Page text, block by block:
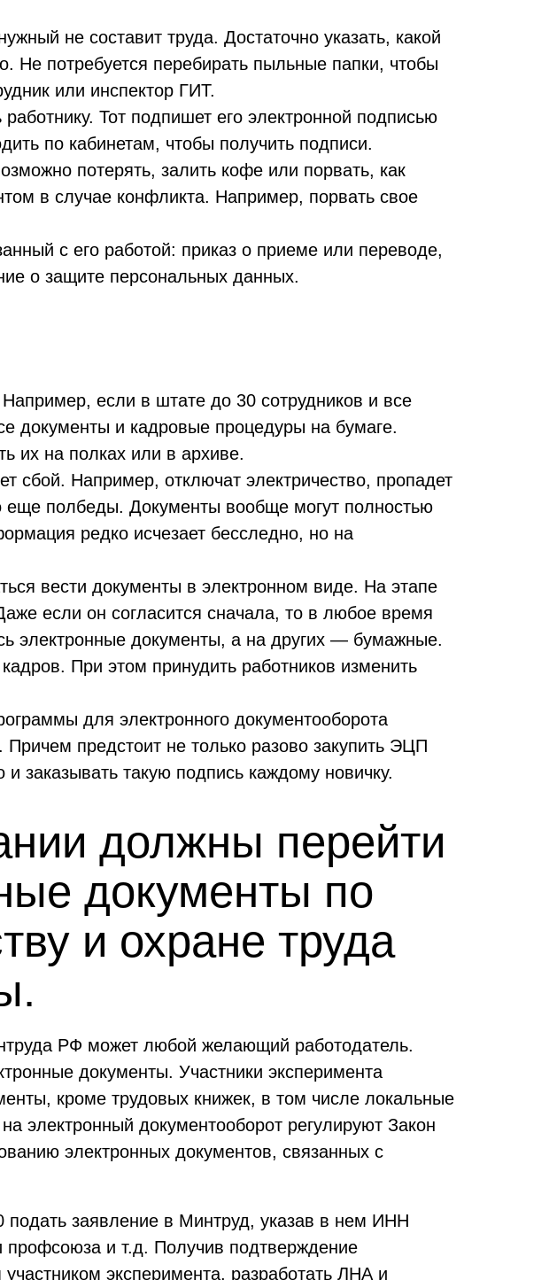
не составит труда. Достаточно указать, какой
Не потребуется перебирать пыльные папки, чтобы
или инспектор ГИТ.
Тот подпишет его электронной подписью
по кабинетам, чтобы получить подписи.
потерять, залить кофе или порвать, как
в случае конфликта. Например, порвать свое
с его работой: приказ о приеме или переводе,
о защите персональных данных.
если в штате до 30 сотрудников и все
документы и кадровые процедуры на бумаге.
их на полках или в архиве.
сбой. Например, отключат электричество, пропадет
еще полбеды. Документы вообще могут полностью
редко исчезает бесследно, но на
вести документы в электронном виде. На этапе
если он согласится сначала, то в любое время
электронные документы, а на других — бумажные.
При этом принудить работников изменить
для электронного документооборота
предстоит не только разово закупить ЭЦП
заказывать такую подпись каждому новичку.
должны перейти
документы по
и охране труда
РФ может любой желающий работодатель.
документы. Участники эксперимента
кроме трудовых книжек, в том числе локальные
электронный документооборот регулируют Закон
электронных документов, связанных с
подать заявление в Минтруд, указав в нем ИНН
профсоюза и т.д. Получив подтверждение
эксперимента, разработать ЛНА и